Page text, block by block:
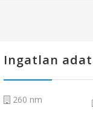
Ingatlan
260 nm